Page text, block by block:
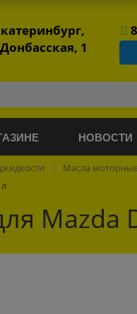
1
НОВОСТИ
Масла
Mazda